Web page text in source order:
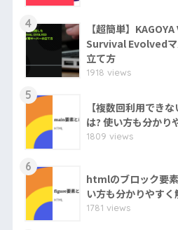
4
【超簡単】
Survival Evolvedマ
立て方
1918 views
5
【複数回利用でき
は? 使い方も分かり
1809 views
6
htmlのブロック要
い方も分かりやすく
1781 views